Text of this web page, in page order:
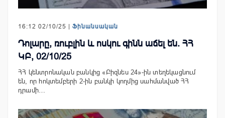
16:12 02/10/25 | Ֆինանսական
Դոլարը, ռուբլին և ոսկու գինն աճել են. ՀՀ
ԿԲ, 02/10/25
ՀՀ կենտրոնական բանկից «Բիզնես 24»-ին տեղեկացնում
են, որ հոկտեմբերի 2-ին բանկի կողմից սահմանված ՀՀ
դրամի…